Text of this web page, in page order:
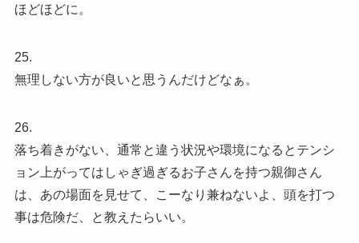
ほどほどに。
25.
無理しない方が良いと思うんだけどなぁ。
26.
落ち着きがない、通常と違う状況や環境になるとテンシ
ョン上がってはしゃぎ過ぎるお子さんを持つ親御さん
は、あの場面を見せて、こーなり兼ねないよ、頭を打つ
事は危険だ、と教えたらいい。